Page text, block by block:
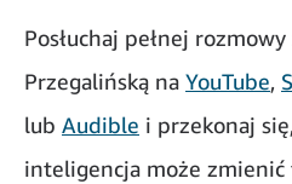
Posłuchaj pełnej
Przegalińską na YouTube,
lub Audible i przekonaj
inteligencja może